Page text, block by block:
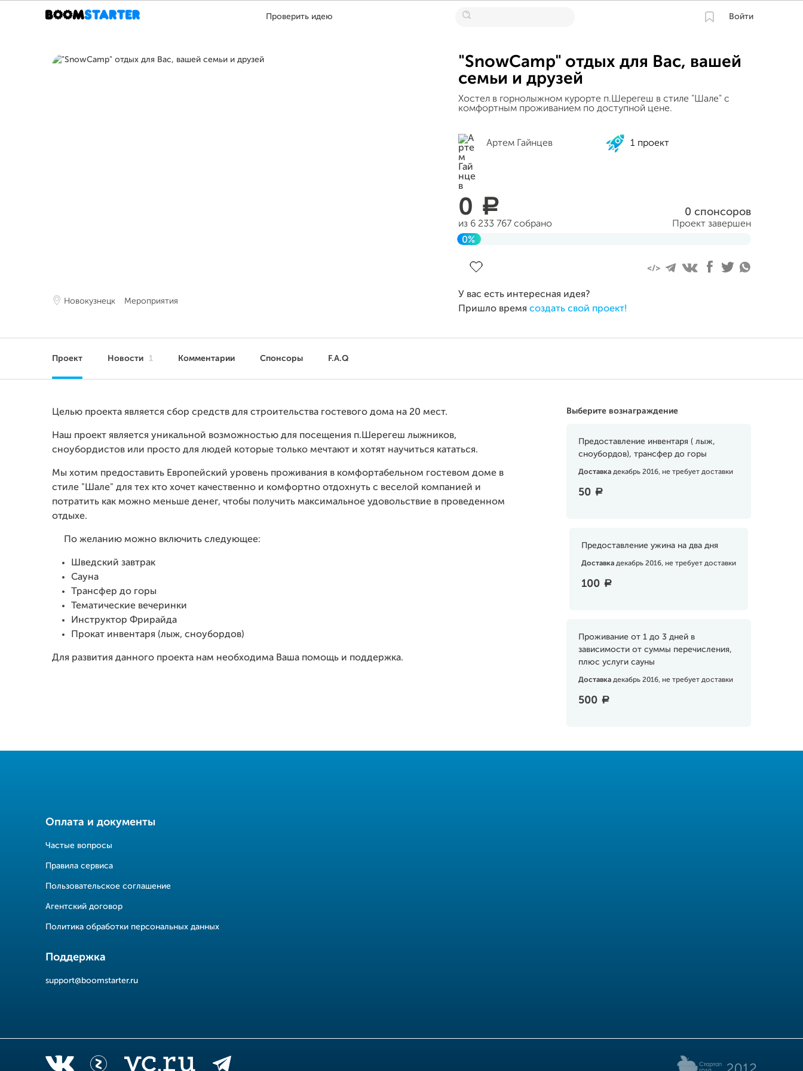
Проверить идею Войти
Новокузнецк Мероприятия
"SnowCamp" отдых для Вас, вашей
семьи и друзей
Хостел в горнолыжном курорте п.Шерегеш в стиле "Шале" с
комфортным проживанием по доступной цене.
Артем Гайнцев 1 проект
0 a
из 6 233 767 собрано
0 спонсоров
Проект завершен
0%
У вас есть интересная идея?
Пришло время создать свой проект!
Проект Новости 1 Комментарии Спонсоры F.A.Q
Выберите вознаграждение
Предоставление инвентаря ( лыж,
сноубордов), трансфер до горы
Доставка декабрь 2016, не требует доставки
50 a
Предоставление ужина на два дня
Доставка декабрь 2016, не требует доставки
100 a
Проживание от 1 до 3 дней в
зависимости от суммы перечисления,
плюс услуги сауны
Доставка декабрь 2016, не требует доставки
500 a
Целью проекта является сбор средств для строительства гостевого дома на 20 мест.
Наш проект является уникальной возможностью для посещения п.Шерегеш лыжников,
сноубордистов или просто для людей которые только мечтают и хотят научиться кататься.
Мы хотим предоставить Европейский уровень проживания в комфортабельном гостевом доме в
стиле "Шале" для тех кто хочет качественно и комфортно отдохнуть с веселой компанией и
потратить как можно меньше денег, чтобы получить максимальное удовольствие в проведенном
отдыхе.
По желанию можно включить следующее:
Шведский завтрак
Сауна
Трансфер до горы
Тематические вечеринки
Инструктор Фрирайда
Прокат инвентаря (лыж, сноубордов)
Для развития данного проекта нам необходима Ваша помощь и поддержка.
Оплата и документы
Частые вопросы
Правила сервиса
Пользовательское соглашение
Агентский договор
Политика обработки персональных данных
Поддержка
support@boomstarter.ru